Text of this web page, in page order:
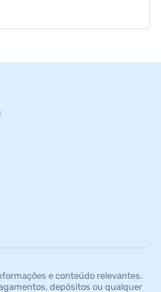
e conteúdo relevantes.
depósitos ou qualquer